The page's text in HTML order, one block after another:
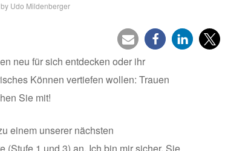
by Udo Mildenberger
neu für sich entdecken oder ihr
Können vertiefen wollen: Trauen
Sie mit!
einem unserer nächsten